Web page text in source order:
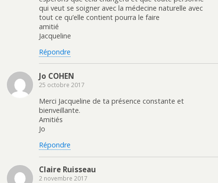
qui veut se soigner avec la médecine naturelle avec
tout ce qu’elle contient pourra le faire
amitié
Jacqueline
Répondre
Jo COHEN
25 octobre 2017
Merci Jacqueline de ta présence constante et
bienveillante.
Amitiés
Jo
Répondre
Claire Ruisseau
2 novembre 2017